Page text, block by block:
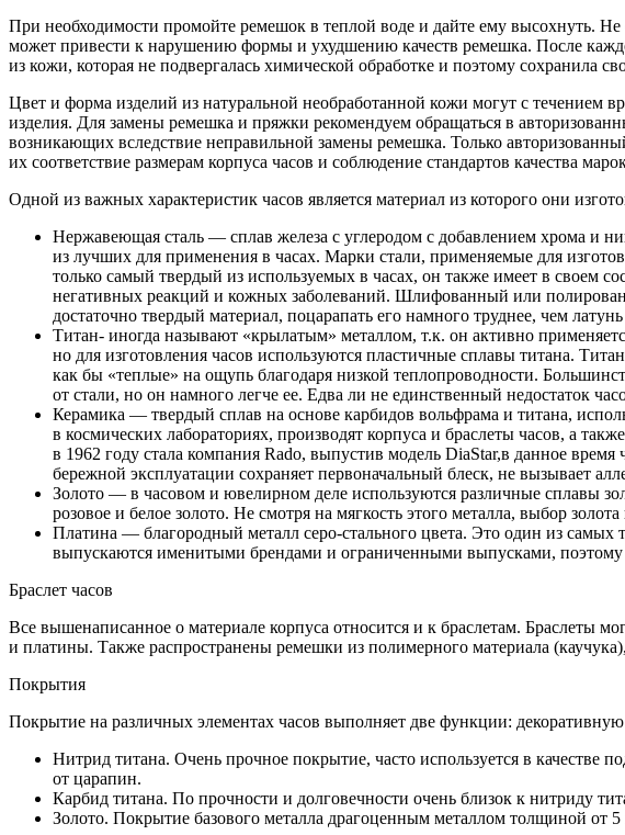
При необходимости промойте ремешок в теплой воде и дайте ему высохнуть.
может привести к нарушению формы и ухудшению качеств ремешка. После
из кожи, которая не подвергалась химической обработке и поэтому сохранила
Цвет и форма изделий из натуральной необработанной кожи могут с течением
изделия. Для замены ремешка и пряжки рекомендуем обращаться в
возникающих вследствие неправильной замены ремешка. Только
их соответствие размерам корпуса часов и соблюдение стандартов качества
Одной из важных характеристик часов является материал из которого они
Нержавеющая сталь — сплав железа с углеродом с добавлением хрома и
из лучших для применения в часах. Марки стали, применяемые для
только самый твердый из используемых в часах, он также имеет в своем
негативных реакций и кожных заболеваний. Шлифованный или
достаточно твердый материал, поцарапать его намного труднее, чем
Титан- иногда называют «крылатым» металлом, т.к. он активно
но для изготовления часов используются пластичные сплавы титана.
как бы «теплые» на ощупь благодаря низкой теплопроводности.
от стали, но он намного легче ее. Едва ли не единственный недостаток
Керамика — твердый сплав на основе карбидов вольфрама и титана,
в космических лабораториях, производят корпуса и браслеты часов, а
в 1962 году стала компания Rado, выпустив модель DiaStar,в данное
бережной эксплуатации сохраняет первоначальный блеск, не вызывает
Золото — в часовом и ювелирном деле используются различные сплавы
розовое и белое золото. Не смотря на мягкость этого металла, выбор
Платина — благородный металл серо-стального цвета. Это один из
выпускаются именитыми брендами и ограниченными выпусками, поэтому
Браслет часов
Все вышенаписанное о материале корпуса относится и к браслетам. Браслеты
и платины. Также распространены ремешки из полимерного материала
Покрытия
Покрытие на различных элементах часов выполняет две функции:
Нитрид титана. Очень прочное покрытие, часто используется в качестве
от царапин.
Карбид титана. По прочности и долговечности очень близок к нитриду
Золото. Покрытие базового металла драгоценным металлом толщиной от